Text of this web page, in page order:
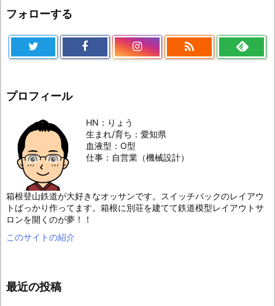
フォローする

プロフィール
HN：りょう
生まれ/育ち：愛知県
血液型：O型
仕事：自営業（機械設計）
箱根登山鉄道が大好きなオッサンです。スイッチバックのレイアウ
トばっかり作ってます。箱根に別荘を建てて鉄道模型レイアウトサ
ロンを開くのが夢！！
このサイトの紹介
最近の投稿